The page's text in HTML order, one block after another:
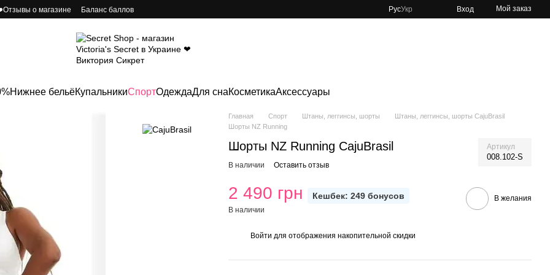
о магазине Баланс баллов РусУкр Вход Мой заказ
Нижнее бельёКупальникиСпортОдеждаДля снаКосметикаАксессуары
Главная Спорт Штаны, леггинсы, шорты
Штаны, леггинсы, шорты CajuBrasil
Шорты NZ Running
Шорты NZ Running CajuBrasil Артикул
008.102-S
В наличии Оставить отзыв
2 490 грн Кешбек: 249 бонусов
В наличии
В желания
Войти для отображения накопительной скидки